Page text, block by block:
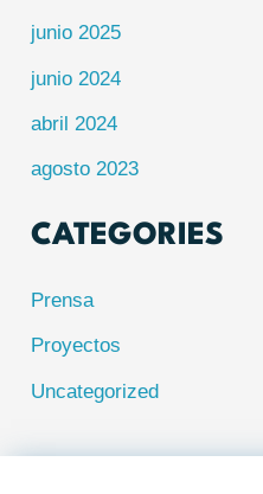
junio 2025
junio 2024
abril 2024
agosto 2023
CATEGORIES
Prensa
Proyectos
Uncategorized